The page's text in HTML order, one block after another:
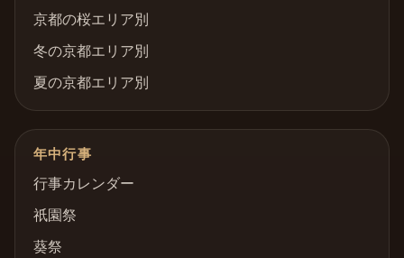
京都の桜エリア別
冬の京都エリア別
夏の京都エリア別
年中行事
行事カレンダー
祇園祭
葵祭